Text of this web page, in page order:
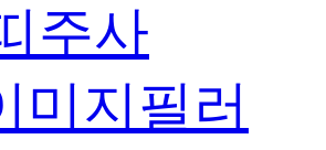
주사
미지필러